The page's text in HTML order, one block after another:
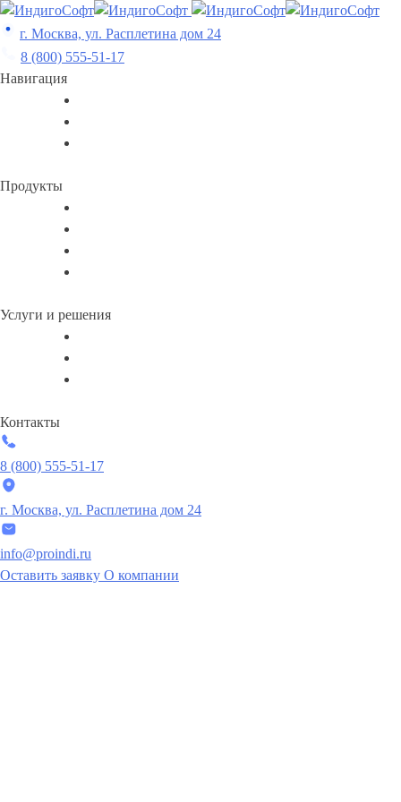
Skip
to
content
г. Москва, ул. Расплетина дом 24
8 (800) 555-51-17
Навигация
Продукты
Услуги и решения
Контакты
8 (800) 555-51-17
г. Москва, ул. Расплетина дом 24
info@proindi.ru
Оставить заявку О компании